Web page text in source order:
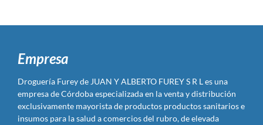
Empresa
Droguería Furey de JUAN Y ALBERTO FUREY S R L es una
empresa de Córdoba especializada en la venta y distribución
exclusivamente mayorista de productos productos sanitarios e
insumos para la salud a comercios del rubro, de elevada